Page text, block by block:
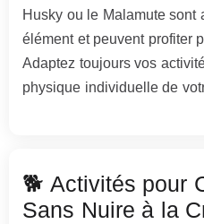
Husky ou le Malamute sont
élément et peuvent profiter
Adaptez toujours vos
physique individuelle de
🐕 Activités pour
Sans Nuire à la